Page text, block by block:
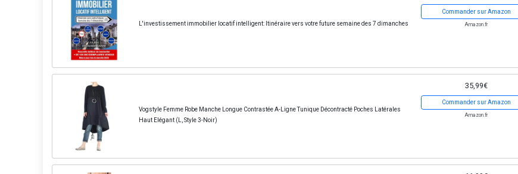
L'investissement immobilier locatif intelligent: Itinéraire vers votre future semaine des 7 dimanches
Commander sur Amazon
Amazon.fr
Vogstyle Femme Robe Manche Longue Contrastée A-Ligne Tunique Décontracté Poches Latérales
Haut Elégant (L, Style 3-Noir)
35,99€
Commander sur Amazon
Amazon.fr